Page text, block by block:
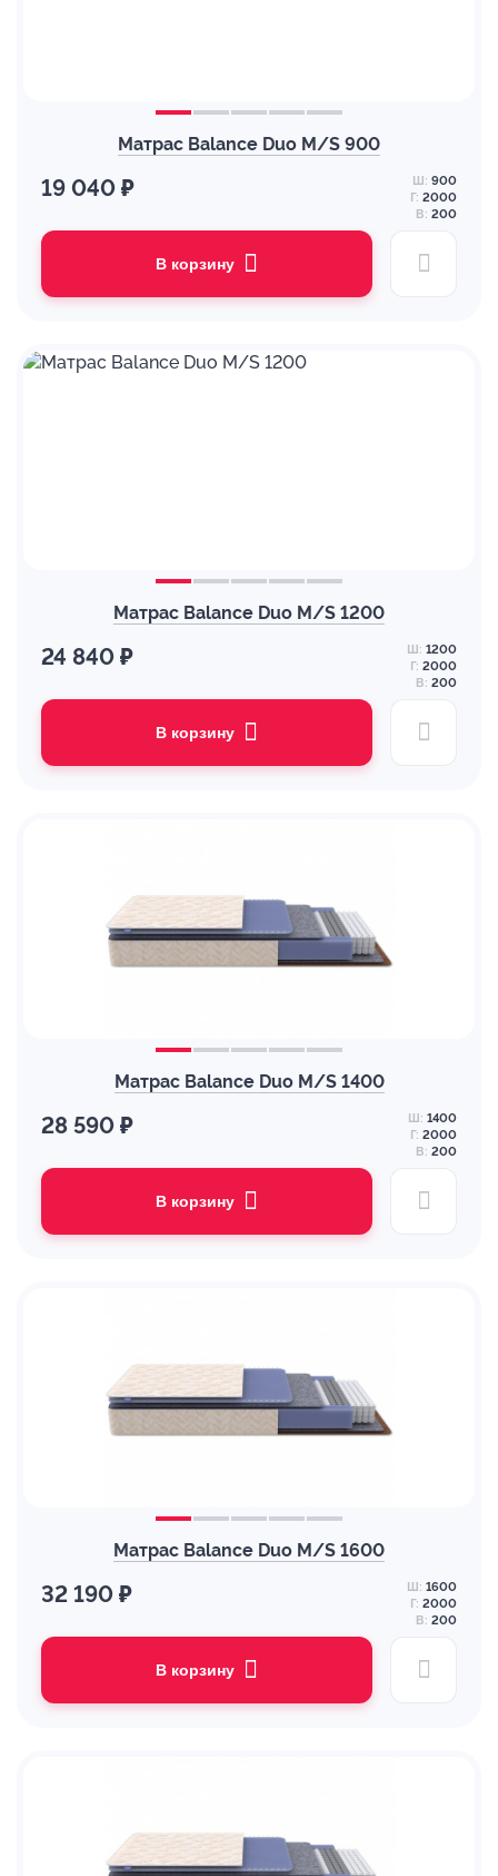
Матрас Balance Duo M/S 900
19 040 ₽ Ш: 900
Г: 2000
В: 200
В корзину
Матрас Balance Duo M/S 1200
24 840 ₽ Ш: 1200
Г: 2000
В: 200
В корзину
Матрас Balance Duo M/S 1400
28 590 ₽ Ш: 1400
Г: 2000
В: 200
В корзину
Матрас Balance Duo M/S 1600
32 190 ₽ Ш: 1600
Г: 2000
В: 200
В корзину